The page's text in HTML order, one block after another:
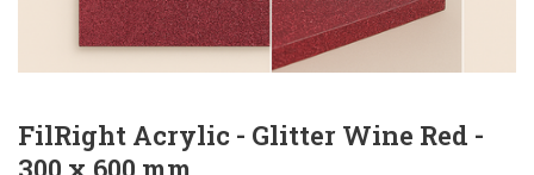
FilRight Acrylic - Glitter Wine Red -